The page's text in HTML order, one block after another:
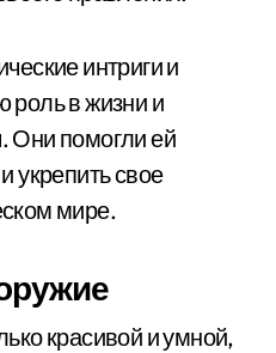
интриги и
роль в жизни и
Они помогли ей
укрепить свое
мире.
красивой и умной,